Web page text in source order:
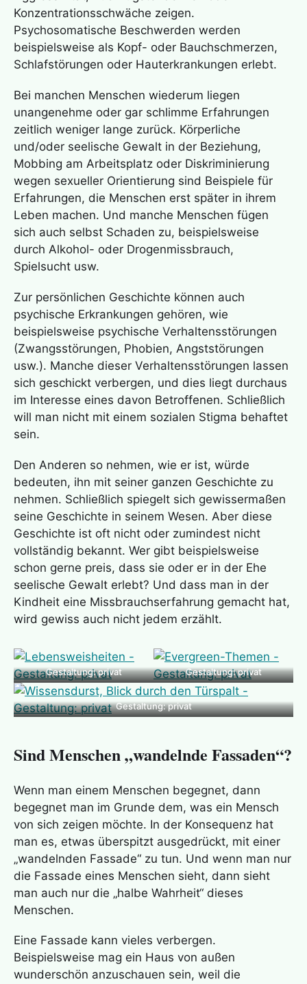
Konzentrationsschwäche zeigen.
Psychosomatische Beschwerden werden
beispielsweise als Kopf- oder Bauchschmerzen,
Schlafstörungen oder Hauterkrankungen erlebt.
Bei manchen Menschen wiederum liegen
unangenehme oder gar schlimme Erfahrungen
zeitlich weniger lange zurück. Körperliche
und/oder seelische Gewalt in der Beziehung,
Mobbing am Arbeitsplatz oder Diskriminierung
wegen sexueller Orientierung sind Beispiele für
Erfahrungen, die Menschen erst später in ihrem
Leben machen. Und manche Menschen fügen
sich auch selbst Schaden zu, beispielsweise
durch Alkohol- oder Drogenmissbrauch,
Spielsucht usw.
Zur persönlichen Geschichte können auch
psychische Erkrankungen gehören, wie
beispielsweise psychische Verhaltensstörungen
(Zwangsstörungen, Phobien, Angststörungen
usw.). Manche dieser Verhaltensstörungen lassen
sich geschickt verbergen, und dies liegt durchaus
im Interesse eines davon Betroffenen. Schließlich
will man nicht mit einem sozialen Stigma behaftet
sein.
Den Anderen so nehmen, wie er ist, würde
bedeuten, ihn mit seiner ganzen Geschichte zu
nehmen. Schließlich spiegelt sich gewissermaßen
seine Geschichte in seinem Wesen. Aber diese
Geschichte ist oft nicht oder zumindest nicht
vollständig bekannt. Wer gibt beispielsweise
schon gerne preis, dass sie oder er in der Ehe
seelische Gewalt erlebt? Und dass man in der
Kindheit eine Missbrauchserfahrung gemacht hat,
wird gewiss auch nicht jedem erzählt.
Gestaltung: privat Gestaltung: privat
Gestaltung: privat
Sind Menschen „wandelnde Fassaden“?
Wenn man einem Menschen begegnet, dann
begegnet man im Grunde dem, was ein Mensch
von sich zeigen möchte. In der Konsequenz hat
man es, etwas überspitzt ausgedrückt, mit einer
„wandelnden Fassade“ zu tun. Und wenn man nur
die Fassade eines Menschen sieht, dann sieht
man auch nur die „halbe Wahrheit“ dieses
Menschen.
Eine Fassade kann vieles verbergen.
Beispielsweise mag ein Haus von außen
wunderschön anzuschauen sein, weil die